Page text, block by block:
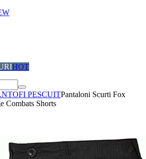
HOT
PESCUITPantaloni Scurti Fox
Combats Shorts